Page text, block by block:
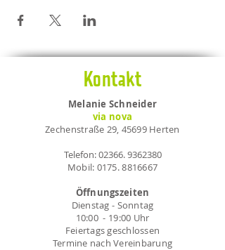
Kontakt
Melanie Schneider
via nova
Zechenstraße 29, 45699 Herten
Telefon:02366. 9362380
Mobil: 0175. 8816667
Öffnungszeiten
Dienstag - Sonntag
10:00 - 19:00 Uhr
Feiertags geschlossen
Termine nach Vereinbarung